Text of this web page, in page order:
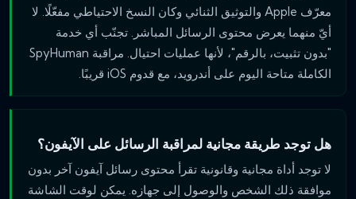
معرّف Apple والتوثيق الثنائي وكان النسخ الاحتياطي مفعّلًا. لا
أيّ منهما يعرض محتوى الرسائل المباشر. تجنّب أي خدمة
"بدون تثبيت، بالرقم"، لأنها عمليات احتيال. مراقبة SpyHuman
الكاملة متاحة اليوم على أندرويد، مع قدوم iOS قريبًا.
هل توجد طريقة مجانية لمراقبة الرسائل على الآيفون؟
لا توجد أداة مجانية وقانونية تقرأ محتوى رسائل آيفون آخر بدون
موافقة ذلك الشخص والوصول إلى جهازه. يمكن لوقت الشاشة